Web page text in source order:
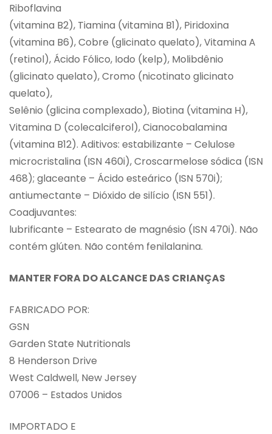
Riboflavina
(vitamina B2), Tiamina (vitamina B1), Piridoxina
(vitamina B6), Cobre (glicinato quelato), Vitamina A
(retinol), Ácido Fólico, Iodo (kelp), Molibdênio
(glicinato quelato), Cromo (nicotinato glicinato
quelato),
Selênio (glicina complexado), Biotina (vitamina H),
Vitamina D (colecalciferol), Cianocobalamina
(vitamina B12). Aditivos: estabilizante – Celulose
microcristalina (ISN 460i), Croscarmelose sódica (ISN
468); glaceante – Ácido esteárico (ISN 570i);
antiumectante – Dióxido de silício (ISN 551).
Coadjuvantes:
lubrificante – Estearato de magnésio (ISN 470i). Não
contém glúten. Não contém fenilalanina.
MANTER FORA DO ALCANCE DAS CRIANÇAS
FABRICADO POR:
GSN
Garden State Nutritionals
8 Henderson Drive
West Caldwell, New Jersey
07006 – Estados Unidos
IMPORTADO E